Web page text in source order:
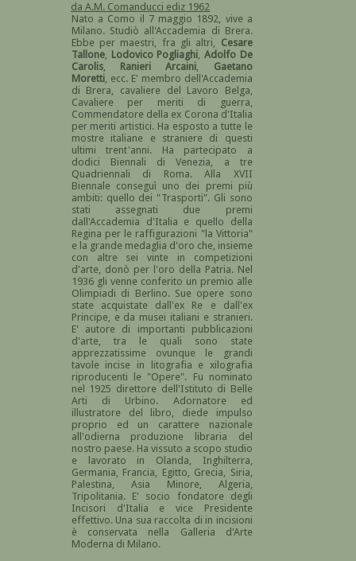
da A.M. Comanducci ediz 1962
Nato a Como il 7 maggio 1892, vive a
Milano. Studiò all'Accademia di Brera.
Ebbe per maestri, fra gli altri, Cesare
Tallone, Lodovico Pogliaghi,Adolfo De
Carolis, Ranieri Arcaini, Gaetano
Moretti, ecc. E' membro dell'Accademia
di Brera, cavaliere del Lavoro Belga,
Cavaliere per meriti di guerra,
Commendatore della ex Corona d'Italia
per meriti artistici. Ha esposto a tutte le
mostre italiane e straniere di questi
ultimi trent'anni. Ha partecipato a
dodici Biennali di Venezia, a tre
Quadriennali di Roma. Alla XVII
Biennale conseguì uno dei premi più
ambiti: quello dei "Trasporti". Gli sono
stati assegnati due premi
dall'Accademia d'Italia e quello della
Regina per le raffigurazioni "la Vittoria"
e la grande medaglia d'oro che, insieme
con altre sei vinte in competizioni
d'arte, donò per l'oro della Patria. Nel
1936 gli venne conferito un premio alle
Olimpiadi di Berlino. Sue opere sono
state acquistate dall'ex Re e dall'ex
Principe, e da musei italiani e stranieri.
E' autore di importanti pubblicazioni
d'arte, tra le quali sono state
apprezzatissime ovunque le grandi
tavole incise in litografia e xilografia
riproducenti le "Opere". Fu nominato
nel 1925 direttore dell'Istituto di Belle
Arti di Urbino. Adornatore ed
illustratore del libro, diede impulso
proprio ed un carattere nazionale
all'odierna produzione libraria del
nostro paese. Ha vissuto a scopo studio
e lavorato in Olanda, Inghilterra,
Germania, Francia, Egitto, Grecia, Siria,
Palestina, Asia Minore, Algeria,
Tripolitania. E' socio fondatore degli
Incisori d'Italia e vice Presidente
effettivo. Una sua raccolta di in incisioni
è conservata nella Galleria d'Arte
Moderna di Milano.